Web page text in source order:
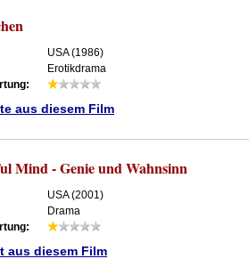
USA (1986)
Erotikdrama
aus diesem Film
Mind - Genie und Wahnsinn
USA (2001)
Drama
aus diesem Film